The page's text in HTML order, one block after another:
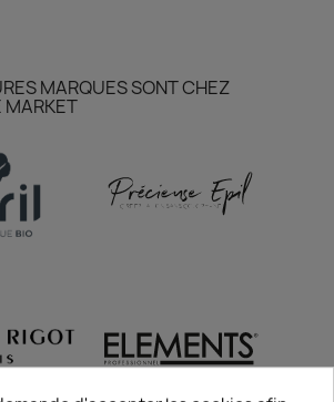
MARQUES SONT CHEZ
MARKET